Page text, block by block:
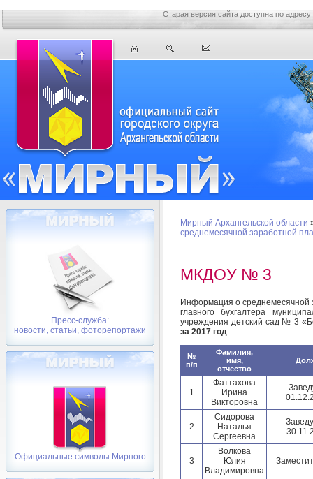
Старая версия сайта доступна по адресу
Пресс-служба:
новости, статьи, фоторепортажи
Официальные символы Мирного
Мирный Архангельской области
среднемесячной заработной
МКДОУ № 3
Информация о среднемесячной
главного бухгалтера
учреждения детский сад № 3
за 2017 год
№
п/п
Фамилия,
имя,
отчество
1
Фаттахова
Ирина
Викторовна
2
Сидорова
Наталья
Сергеевна
3
Волкова
Юлия
Владимировна